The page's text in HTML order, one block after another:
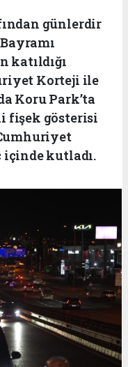
günlerdir
katıldığı
Korteji ile
Koru Park’ta
fişek gösterisi
içinde kutladı.